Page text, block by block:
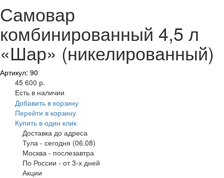
Самовар
комбинированный 4,5 л
«Шар» (никелированный)
Артикул: 90
45 600 р.
Есть в наличии
Добавить в корзину
Перейти в корзину
Купить в один клик
Доставка до адреса
Тула - сегодня (06.08)
Москва - послезавтра
По России - от 3-х дней
Акции